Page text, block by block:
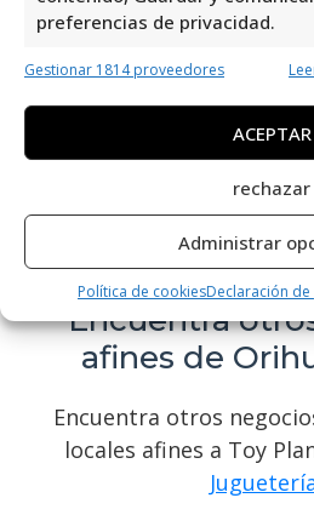
preferencias de privacidad.
Gestionar 1814 proveedores
ACEPTAR
rechazar
Administrar
Política de cookiesDeclaración
atención al cliente
se destaca por su
diversión y el
pequeños. ¡Contáctenos
asesoramiento
todo lo que tenemos para
Encuentre nuestros
Encuentra
afines de
Encuentra otros
locales afines a Toy